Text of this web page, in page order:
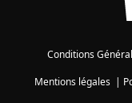
Conditions
Mentions légales|